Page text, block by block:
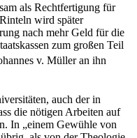
als Rechtfertigung für
wird später
nach mehr Geld für die
zum großen Teil
v. Müller an ihn
auch der in
die nötigen Arbeiten auf
In „einem Gewühle von